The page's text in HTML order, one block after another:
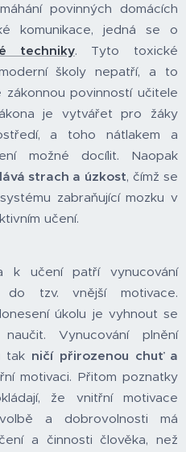
povinných domácích
komunikace, jedná se o
techniky. Tyto toxické
školy nepatří, a to
povinností učitele
je vytvářet pro žáky
a toho nátlakem a
možné docílit. Naopak
strach a úzkost, čímž se
zabraňující mozku v
učení.
k učení patří vynucování
do tzv. vnější motivace.
úkolu je vyhnout se
Vynucování plnění
tak ničí přirozenou chuť a
motivaci. Přitom poznatky
že vnitřní motivace
a dobrovolnosti má
a činnosti člověka, než